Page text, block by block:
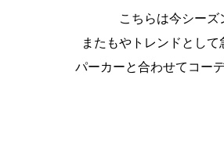
こちらは今シーズ
またもやトレンドとして
パーカーと合わせてコー